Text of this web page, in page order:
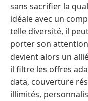
sans sacrifier la
idéale avec un
telle diversité, il
porter son
devient alors un
il filtre les offres
data, couverture
illimités,